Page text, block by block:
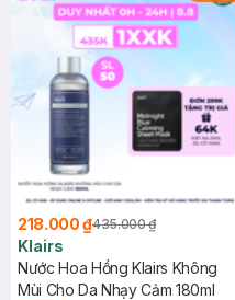
218.000 ₫435.000 ₫
Klairs
Nước Hoa Hồng Klairs Không
Mùi Cho Da Nhạy Cảm 180ml